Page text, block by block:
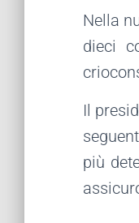
Nella
dieci
Il
più